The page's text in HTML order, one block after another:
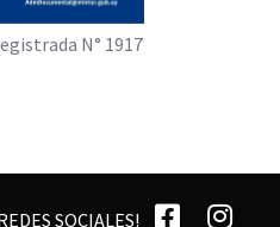
N° 1917
SOCIALES!